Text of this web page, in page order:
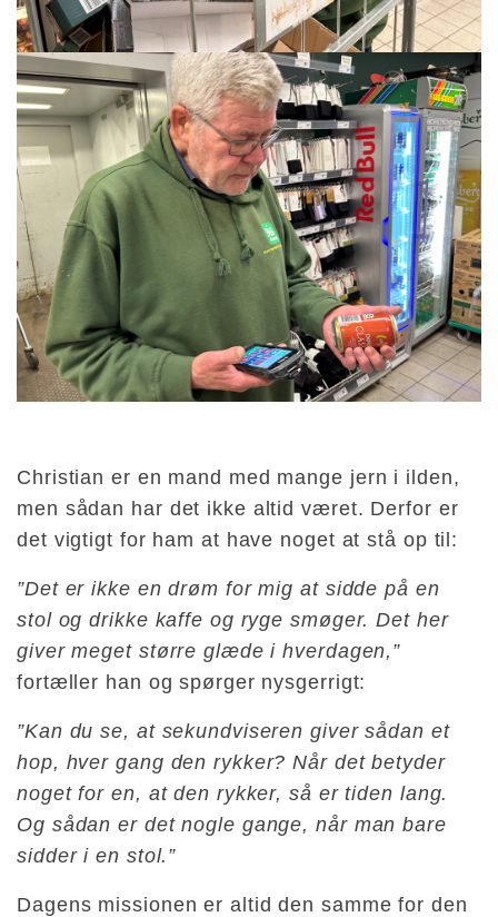
Christian er en mand med mange jern i ilden,
men sådan har det ikke altid været. Derfor er
det vigtigt for ham at have noget at stå op til:
”Det er ikke en drøm for mig at sidde på en
stol og drikke kaffe og ryge smøger. Det her
giver meget større glæde i hverdagen,”
fortæller han og spørger nysgerrigt:
”Kan du se, at sekundviseren giver sådan et
hop, hver gang den rykker? Når det betyder
noget for en, at den rykker, så er tiden lang.
Og sådan er det nogle gange, når man bare
sidder i en stol.”
Dagens missionen er altid den samme for den